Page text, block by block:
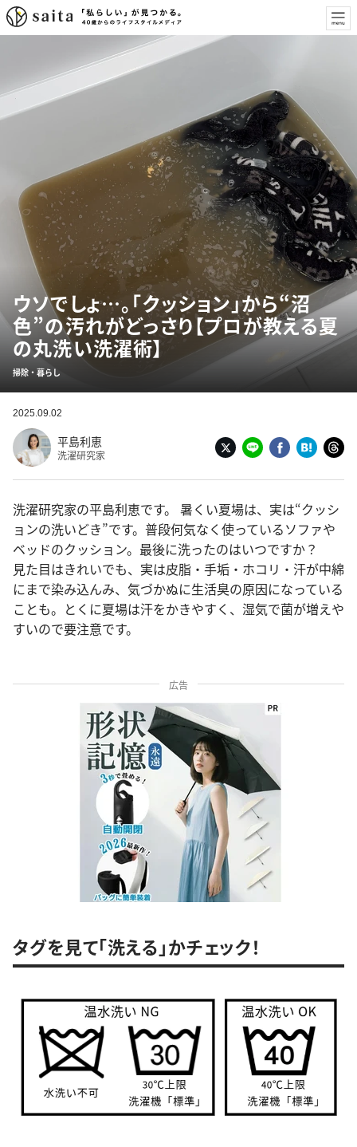
ウソでしょ…。「クッション」から“沼
色”の汚れがどっさり【プロが教える夏
の丸洗い洗濯術】
掃除・暮らし
2025.09.02
平島利恵
洗濯研究家
洗濯研究家の平島利恵です。 暑くい夏場は、実は“クッシ
ョンの洗いどき”です。普段何気なく使っているソファや
ベッドのクッション。最後に洗ったのはいつですか？
見た目はきれいでも、実は皮脂・手垢・ホコリ・汗が中綿
にまで染み込んみ、気づかぬに生活臭の原因になっている
ことも。とくに夏場は汗をかきやすく、湿気で菌が増えや
すいので要注意です。
広告
タグを見て「洗える」かチェック！